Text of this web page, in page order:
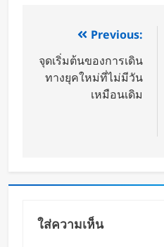
Previous:
จุดเริ่มต้นของการเดิน
ทางยุคใหม่ที่ไม่มีวัน
เหมือนเดิม
ใส่ความเห็น